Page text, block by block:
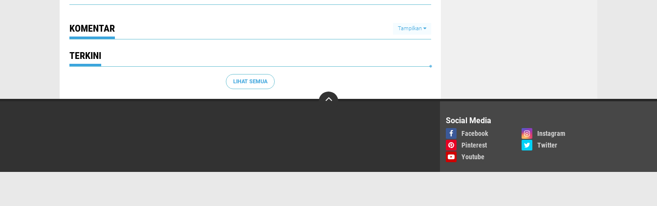
KOMENTAR Tampilkan
TERKINI
LIHAT SEMUA
Social Media
Facebook
Instagram
Pinterest
Twitter
Youtube